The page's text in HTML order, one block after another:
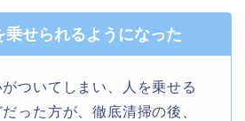
乗せられるようになった
ついてしまい、人を乗せる
った方が、徹底清掃の後、